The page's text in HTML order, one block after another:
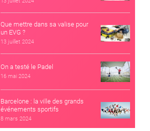
Que mettre dans sa valise pour
un EVG ?
13 juillet 2024
On a testé le Padel
16 mai 2024
Barcelone : la ville des grands
événements sportifs
8 mars 2024